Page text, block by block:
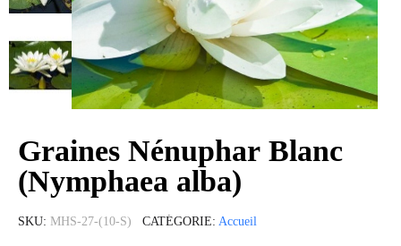
Graines Nénuphar Blanc
(Nymphaea alba)
SKU MHS-27-(10-S) CATÉGORIE Accueil